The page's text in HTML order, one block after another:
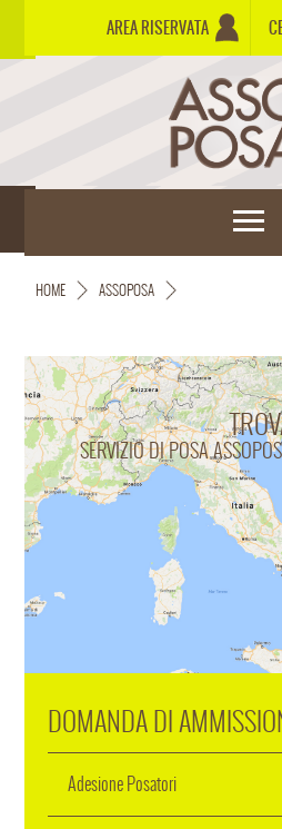
AREA RISERVATA
HOME ASSOPOSA
SERVIZIO DI POSA
DOMANDA DI
Adesione Posatori